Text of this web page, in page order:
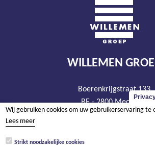
WILLEMEN
Boerenkrijgstraat 133
BE - 2800 Mechelen
tel +32 15 569 965
Wij gebruiken cookies om uw gebruikerservaring te
Lees meer
Strikt noodzakelijke cookies